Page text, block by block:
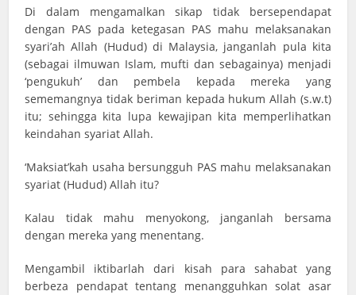
Di dalam mengamalkan sikap tidak bersependapat
dengan PAS pada ketegasan PAS mahu melaksanakan
syari’ah Allah (Hudud) di Malaysia, janganlah pula kita
(sebagai ilmuwan Islam, mufti dan sebagainya) menjadi
‘pengukuh’ dan pembela kepada mereka yang
sememangnya tidak beriman kepada hukum Allah (s.w.t)
itu; sehingga kita lupa kewajipan kita memperlihatkan
keindahan syariat Allah.
‘Maksiat’kah usaha bersungguh PAS mahu melaksanakan
syariat (Hudud) Allah itu?
Kalau tidak mahu menyokong, janganlah bersama
dengan mereka yang menentang.
Mengambil iktibarlah dari kisah para sahabat yang
berbeza pendapat tentang menangguhkan solat asar